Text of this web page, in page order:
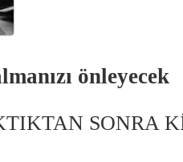
önleyecek
SONRA